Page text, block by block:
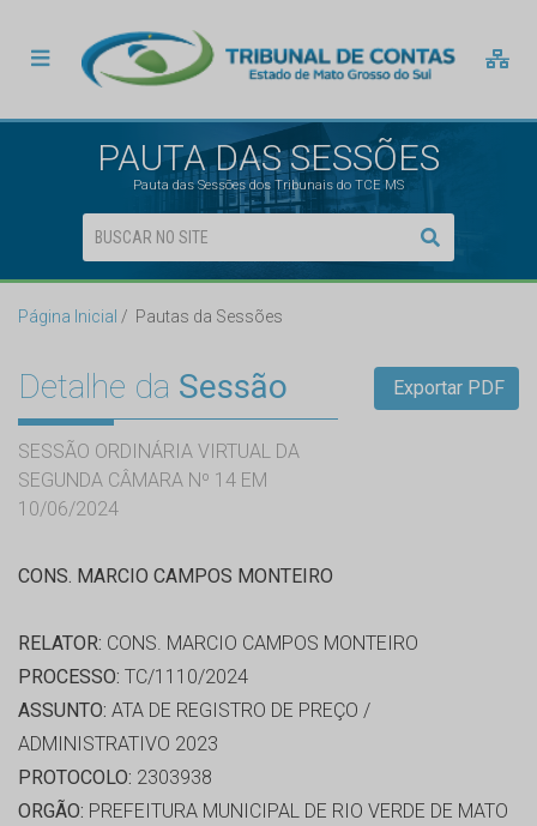
PAUTA DAS SESSÕES
Pauta das Sessões dos Tribunais do TCE MS
Página Inicial Pautas da Sessões
Detalhe da Sessão
SESSÃO ORDINÁRIA VIRTUAL DA
SEGUNDA CÂMARA Nº 14 EM
10/06/2024
Exportar PDF
CONS. MARCIO CAMPOS MONTEIRO
RELATOR: CONS. MARCIO CAMPOS MONTEIRO
PROCESSO: TC/1110/2024
ASSUNTO: ATA DE REGISTRO DE PREÇO /
ADMINISTRATIVO 2023
PROTOCOLO: 2303938
ORGÃO: PREFEITURA MUNICIPAL DE RIO VERDE DE MATO